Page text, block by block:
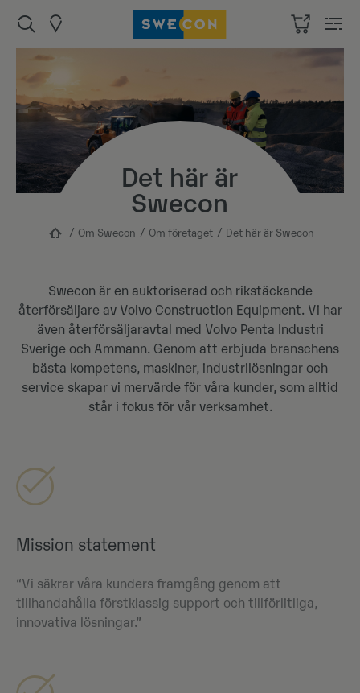
Det här är
Swecon
Om Swecon Om företaget Det här är Swecon
Swecon är en auktoriserad och rikstäckande
återförsäljare av Volvo Construction Equipment. Vi har
även återförsäljaravtal med Volvo Penta Industri
Sverige och Ammann. Genom att erbjuda branschens
bästa kompetens, maskiner, industrilösningar och
service skapar vi mervärde för våra kunder, som alltid
står i fokus för vår verksamhet.
Mission statement
“Vi säkrar våra kunders framgång genom att
tillhandahålla förstklassig support och tillförlitliga,
innovativa lösningar.”